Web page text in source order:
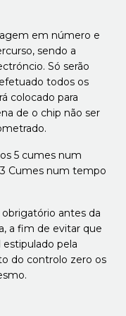
em número e
sendo a
Só serão
todos os
colocado para
de o chip não ser
5 cumes num
Cumes num tempo
antes da
a fim de evitar que
pela
do controlo zero os